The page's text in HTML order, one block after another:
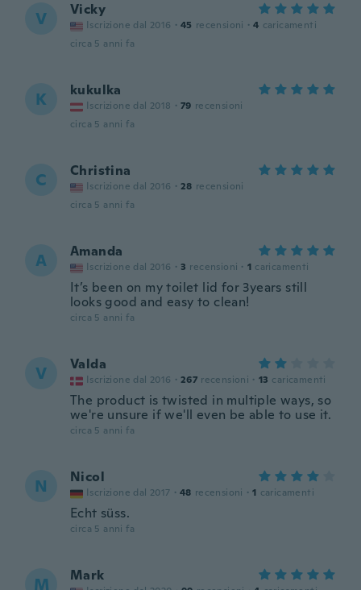
V Vicky
Iscrizione dal 2016 · 45 recensioni · 4 caricamenti
circa 5 anni fa
K kukulka
Iscrizione dal 2018 · 79 recensioni
circa 5 anni fa
C Christina
Iscrizione dal 2016 · 28 recensioni
circa 5 anni fa
A Amanda
Iscrizione dal 2016 · 3 recensioni · 1 caricamenti
It’s been on my toilet lid for 3years still
looks good and easy to clean!
circa 5 anni fa
V Valda
Iscrizione dal 2016 · 267 recensioni · 13 caricamenti
The product is twisted in multiple ways, so
we're unsure if we'll even be able to use it.
circa 5 anni fa
N Nicol
Iscrizione dal 2017 · 48 recensioni · 1 caricamenti
Echt süss.
circa 5 anni fa
M Mark